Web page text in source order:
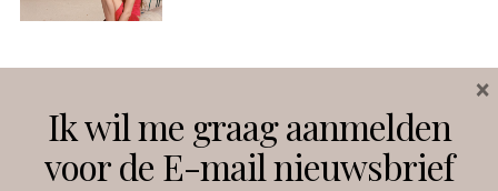
Instagram Facebook
Ik wil me graag aanmelden
voor de E-mail nieuwsbrief
×